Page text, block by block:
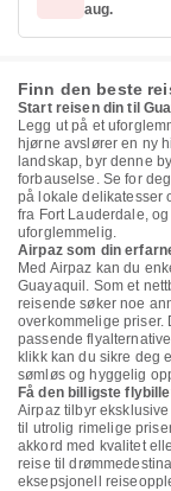
aug.
Finn den beste
Start reisen din til
Legg ut på et
hjørne avslører en ny
landskap, byr denne
forbauselse. Se for
på lokale delikatesser
fra Fort Lauderdale,
uforglemmelig.
Airpaz som din
Med Airpaz kan du
Guayaquil. Som et
reisende søker noe
overkommelige priser.
passende
klikk kan du sikre deg
sømløs og hyggelig
Få den billigste
Airpaz tilbyr
til utrolig rimelige
akkord med kvalitet
reise til
eksepsjonell